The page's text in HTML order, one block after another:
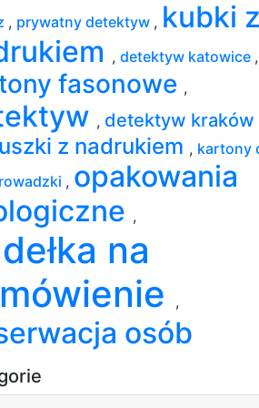
, prywatny detektyw , kubki z
, detektyw katowice ,
fasonowe ,
, detektyw kraków
z nadrukiem , kartony
, opakowania
,
na
,
osób